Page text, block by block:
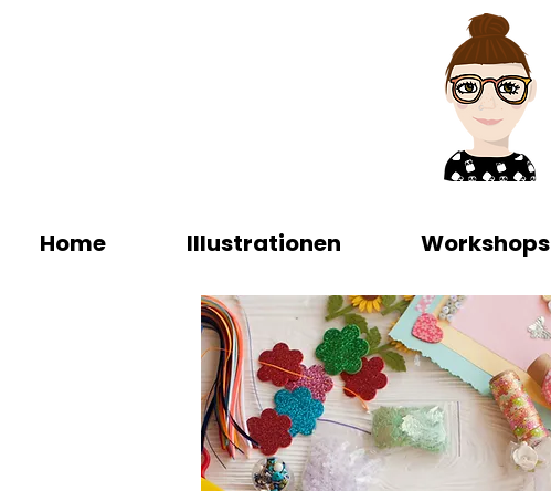
Home Illustrationen Workshops